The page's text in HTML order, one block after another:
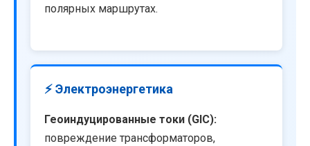
полярных маршрутах.
⚡ Электроэнергетика
Геоиндуцированные токи (GIC):
повреждение трансформаторов,